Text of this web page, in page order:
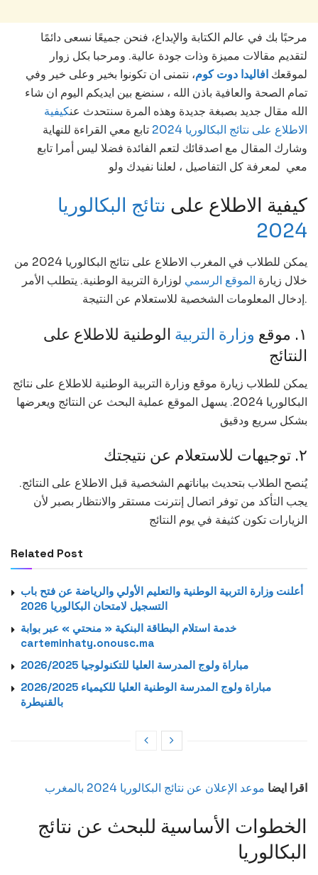
مرحبًا بك في عالم الكتابة والإبداع، فنحن جميعًا نسعى دائمًا
لتقديم مقالات مميزة وذات جودة عالية. ومرحبا بكل زوار
لموقعك افاليدا دوت كوم، نتمنى ان تكونوا بخير وعلى خير وفي
تمام الصحة والعافية باذن الله ، سنضع بين ايديكم اليوم ان شاء
الله مقال جديد بصبغة جديدة وهذه المرة سنتحدث عنكيفية
الاطلاع على نتائج البكالوريا 2024
تابع معي القراءة للنهاية
وشارك المقال مع اصدقائك لتعم الفائدة فضلا ليس أمرا تابع
معي لمعرفة كل التفاصيل ، لعلنا نفيدك ولو
كيفية الاطلاع على نتائج البكالوريا
2024
يمكن للطلاب في المغرب الاطلاع على نتائج البكالوريا 2024 من
خلال زيارة الموقع الرسمي لوزارة التربية الوطنية. يتطلب الأمر
إدخال المعلومات الشخصية للاستعلام عن النتيجة.
١. موقع وزارة التربية الوطنية للاطلاع على
النتائج
يمكن للطلاب زيارة موقع وزارة التربية الوطنية للاطلاع على نتائج
البكالوريا 2024. يسهل الموقع عملية البحث عن النتائج ويعرضها
بشكل سريع ودقيق
٢. توجيهات للاستعلام عن نتيجتك
يُنصح الطلاب بتحديث بياناتهم الشخصية قبل الاطلاع على النتائج.
يجب التأكد من توفر اتصال إنترنت مستقر والانتظار بصبر لأن
الزيارات تكون كثيفة في يوم النتائج
Related Post
أعلنت وزارة التربية الوطنية والتعليم الأولي والرياضة عن فتح باب
التسجيل لامتحان البكالوريا 2026
خدمة استلام البطاقة البنكية « منحتي » عبر بوابة
carteminhaty.onousc.ma
2026/2025 مباراة ولوج المدرسة العليا للتكنولوجيا
2026/2025 مباراة ولوج المدرسة الوطنية العليا للكيمياء
بالقنيطرة
اقرا ايضا موعد الإعلان عن نتائج البكالوريا 2024 بالمغرب
الخطوات الأساسية للبحث عن نتائج
البكالوريا